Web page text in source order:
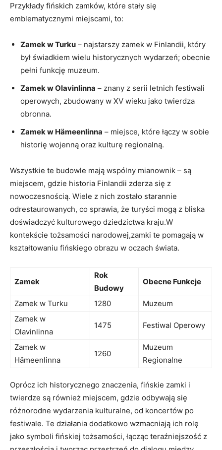
Przykłady fińskich zamków, które stały ‍się
‌emblematycznymi miejscami, to:
Zamek w Turku – najstarszy zamek w Finlandii, który
⁣był świadkiem wielu historycznych wydarzeń;‍ obecnie
pełni funkcję⁢ muzeum.
Zamek w Olavinlinna –​ znany z serii letnich festiwali
operowych, zbudowany w ‍XV ‌wieku jako twierdza
obronna.
Zamek w Hämeenlinna – ⁢miejsce, które łączy ⁣w sobie
historię⁣ wojenną​ oraz kulturę regionalną.
Wszystkie te budowle⁢ mają wspólny mianownik – są
miejscem, gdzie historia Finlandii ‍zderza ‌się z⁣
nowoczesnością. Wiele z nich zostało starannie
odrestaurowanych, co​ sprawia, że turyści mogą z bliska
doświadczyć‌ kulturowego dziedzictwa kraju.W‌
kontekście⁣ tożsamości narodowej,zamki ⁢te pomagają w
kształtowaniu fińskiego obrazu w oczach świata.
Zamek
Rok
Budowy
Obecne Funkcje
Zamek w Turku 1280
Muzeum
Zamek w
Olavinlinna
1475 Festiwal Operowy
Zamek ‍w
Hämeenlinna
1260
Muzeum
Regionalne
Oprócz ich historycznego znaczenia, fińskie ⁢zamki i
twierdze są również miejscem,⁣ gdzie odbywają się
⁣różnorodne wydarzenia kulturalne, od koncertów po ​
festiwale. Te działania​ dodatkowo wzmacniają ich rolę
jako symboli fińskiej tożsamości, łącząc teraźniejszość z